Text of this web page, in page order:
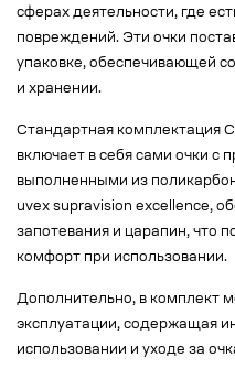
сферах деятельности, где
повреждений. Эти очки
упаковке, обеспечивающей
и хранении.
Стандартная комплектация
включает в себя сами очки с
выполненными из
uvex supravision excellence,
запотевания и царапин, что
комфорт при использовании.
Дополнительно, в комплект
эксплуатации, содержащая
использовании и уходе за